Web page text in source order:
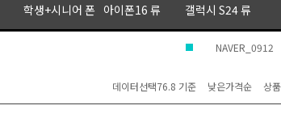
학생+시니어 폰 아이폰16 류 갤럭시 S24 류
NAVER_0912
데이터선택76.8 기준 낮은가격순 상